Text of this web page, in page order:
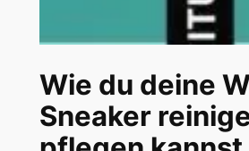
Wie du deine
Sneaker